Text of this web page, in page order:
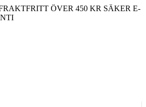
ÖVER 450 KR SÄKER E-